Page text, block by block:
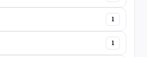
1
1